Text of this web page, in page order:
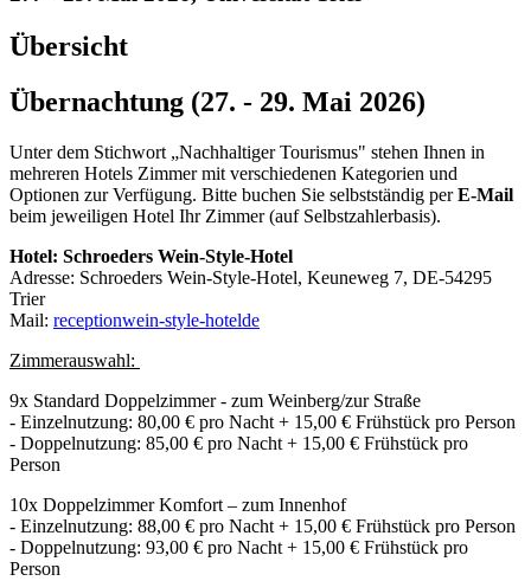
Übersicht
Übernachtung (27. - 29. Mai 2026)
Unter dem Stichwort „Nachhaltiger Tourismus" stehen Ihnen in
mehreren Hotels Zimmer mit verschiedenen Kategorien und
Optionen zur Verfügung. Bitte buchen Sie selbstständig perE-Mail
beim jeweiligen Hotel Ihr Zimmer (auf Selbstzahlerbasis).
Hotel: Schroeders Wein-Style-Hotel
Adresse: Schroeders Wein-Style-Hotel, Keuneweg 7, DE-54295
Trier
Mail: receptionwein-style-hotelde
Zimmerauswahl:
9x Standard Doppelzimmer - zum Weinberg/zur Straße
- Einzelnutzung: 80,00 € pro Nacht + 15,00 € Frühstück pro Person
- Doppelnutzung: 85,00 € pro Nacht + 15,00 € Frühstück pro
Person
10x Doppelzimmer Komfort – zum Innenhof
- Einzelnutzung: 88,00 € pro Nacht + 15,00 € Frühstück pro Person
- Doppelnutzung: 93,00 € pro Nacht + 15,00 € Frühstück pro
Person